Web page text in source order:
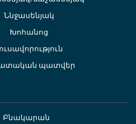
Ննջասենյակ
Խոհանոց
պատվեր
Բնակարան